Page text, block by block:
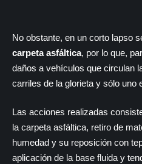
No obstante, en un corto lapso
carpeta asfáltica, por lo que,
daños a vehículos que circulan
carriles de la glorieta y sólo uno
Las acciones realizadas
la carpeta asfáltica, retiro de
humedad y su reposición con
aplicación de la base fluida y